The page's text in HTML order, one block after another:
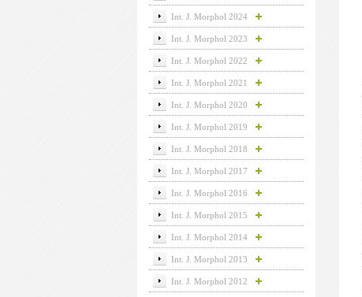
Int. J. Morphol 2024
Int. J. Morphol 2023
Int. J. Morphol 2022
Int. J. Morphol 2021
Int. J. Morphol 2020
Int. J. Morphol 2019
Int. J. Morphol 2018
Int. J. Morphol 2017
Int. J. Morphol 2016
Int. J. Morphol 2015
Int. J. Morphol 2014
Int. J. Morphol 2013
Int. J. Morphol 2012